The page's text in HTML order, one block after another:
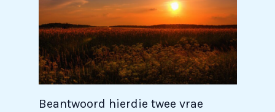
Beantwoord hierdie twee vrae